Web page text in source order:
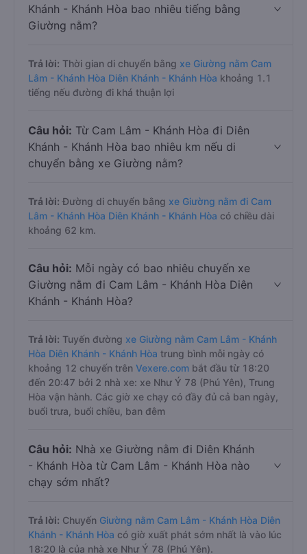
Khánh - Khánh Hòa bao nhiêu tiếng bằng
Giường nằm?
Trả lời: Thời gian di chuyển bằng xe Giường nằm Cam
Lâm - Khánh Hòa Diên Khánh - Khánh Hòa khoảng 1.1
tiếng nếu đường đi khá thuận lợi
Câu hỏi: Từ Cam Lâm - Khánh Hòa đi Diên
Khánh - Khánh Hòa bao nhiêu km nếu di
chuyển bằng xe Giường nằm?
Trả lời: Đường di chuyển bằng xe Giường nằm đi Cam
Lâm - Khánh Hòa Diên Khánh - Khánh Hòa có chiều dài
khoảng 62 km.
Câu hỏi: Mỗi ngày có bao nhiêu chuyến xe
Giường nằm đi Cam Lâm - Khánh Hòa Diên
Khánh - Khánh Hòa?
Trả lời: Tuyến đường xe Giường nằm Cam Lâm - Khánh
Hòa Diên Khánh - Khánh Hòa trung bình mỗi ngày có
khoảng 12 chuyến trên Vexere.com bắt đầu từ 18:20
đến 20:47 bởi 2 nhà xe: xe Như Ý 78 (Phú Yên), Trung
Hòa vận hành. Các giờ xe chạy có đầy đủ cả ban ngày,
buổi trưa, buổi chiều, ban đêm
Câu hỏi: Nhà xe Giường nằm đi Diên Khánh
- Khánh Hòa từ Cam Lâm - Khánh Hòa nào
chạy sớm nhất?
Trả lời: Chuyến Giường nằm Cam Lâm - Khánh Hòa Diên
Khánh - Khánh Hòa có giờ xuất phát sớm nhất là vào lúc
18:20 là của nhà xe Như Ý 78 (Phú Yên).